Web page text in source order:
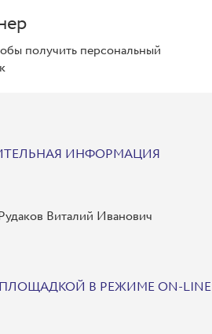
получить персональный
ИНФОРМАЦИЯ
Виталий Иванович
В РЕЖИМЕ ON-LINE